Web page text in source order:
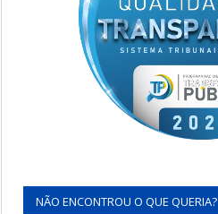
NÃO ENCONTROU O QUE QUERIA?